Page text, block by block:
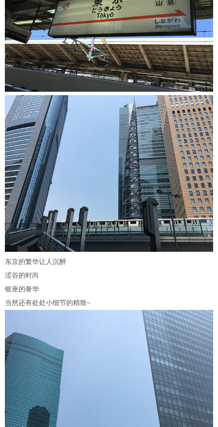
东京的繁华让人沉醉
涩谷的时尚
银座的奢华
当然还有处处小细节的精致~